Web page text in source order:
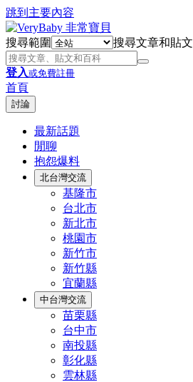
跳到主要內容
搜尋範圍 搜尋文章和貼文
登入或免費註冊
首頁
討論
最新話題
閒聊
抱怨爆料
北台灣交流
基隆市
台北市
新北市
桃園市
新竹市
新竹縣
宜蘭縣
中台灣交流
苗栗縣
台中市
南投縣
彰化縣
雲林縣